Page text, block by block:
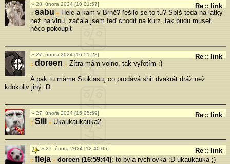
28. února 2024 [10:01:57] Re :: link
sabu »
Hele a kam v Brně? řešilo se to tu? Spíš teda na látky
než na vlnu, začala jsem teď chodit na kurz, tak budu muset
něco pokoupit
27. února 2024 [16:51:23] Re :: link
doreen » Zítra mám volno, tak vyfotím :)
A pak tu máme Stoklasu, co prodává shit dvakrát dráž než
kdokoliv jiný :D
27. února 2024 [15:05:59] Re :: link
Sili » Ukaukaukauka2
27. února 2024 [12:40:05] Re :: link
fleja» doreen (16:59:44): to byla rychlovka :D ukaukauka ;)